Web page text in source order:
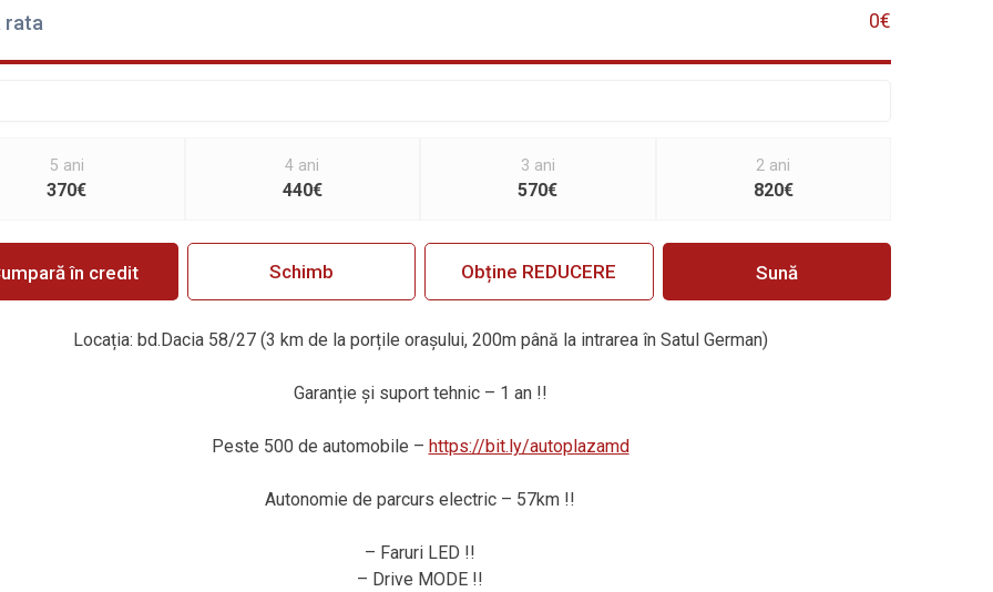
rata 0€
5 ani
370€
4 ani
440€
3 ani
570€
2 ani
820€
în credit Schimb Obține REDUCERE Sună
Locația: bd.Dacia 58/27 (3 km de la porțile orașului, 200m până la intrarea în Satul German)
Garanție și suport tehnic – 1 an !!
Peste 500 de automobile – https://bit.ly/autoplazamd
Autonomie de parcurs electric – 57km !!
– Faruri LED !!
– Drive MODE !!